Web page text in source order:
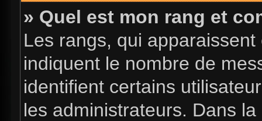
» Quel est mon rang et
Les rangs, qui
indiquent le nombre de
identifient certains
les administrateurs. Dans